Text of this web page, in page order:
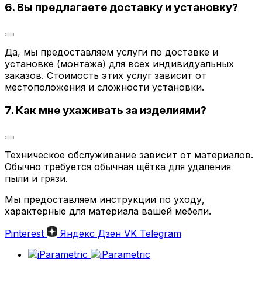
6. Вы предлагаете доставку и установку?
Да, мы предоставляем услуги по доставке и
установке (монтажа) для всех индивидуальных
заказов. Стоимость этих услуг зависит от
местоположения и сложности установки.
7. Как мне ухаживать за изделиями?
Техническое обслуживание зависит от материалов.
Обычно требуется обычная щётка для удаления
пыли и грязи.
Мы предоставляем инструкции по уходу,
характерные для материала вашей мебели.
Pinterest
Яндекс Дзен VK Telegram